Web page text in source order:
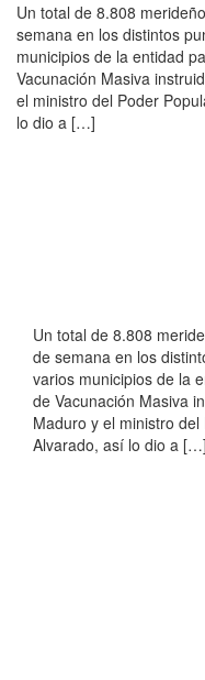
Un total de 8.808
semana en los distintos
municipios de la entidad
Vacunación Masiva
el ministro del Poder
lo dio a […]
Un total de 8.808
de semana en los
varios municipios de la
de Vacunación Masiva
Maduro y el ministro
Alvarado, así lo dio a […]